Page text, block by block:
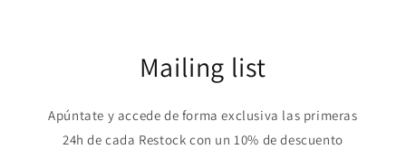
Mailing list
Apúntate y accede de forma exclusiva las primeras
24h de cada Restock con un 10% de descuento